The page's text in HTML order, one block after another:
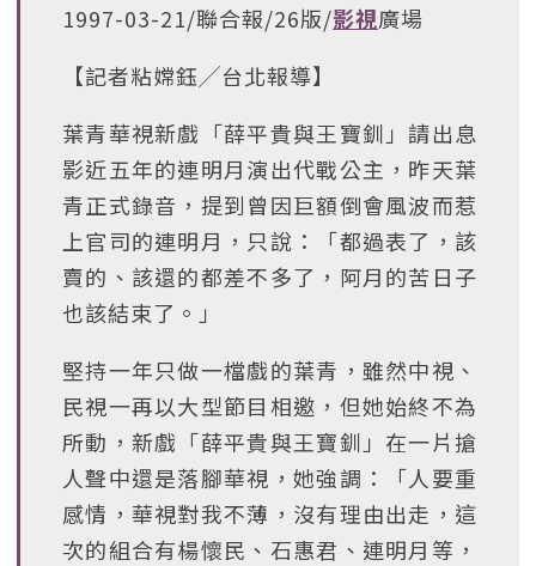
1997-03-21/聯合報/26版/影視廣場
【記者粘嫦鈺╱台北報導】
葉青華視新戲「薛平貴與王寶釧」請出息
影近五年的連明月演出代戰公主，昨天葉
青正式錄音，提到曾因巨額倒會風波而惹
上官司的連明月，只說：「都過表了，該
賣的、該還的都差不多了，阿月的苦日子
也該結束了。」
堅持一年只做一檔戲的葉青，雖然中視、
民視一再以大型節目相邀，但她始終不為
所動，新戲「薛平貴與王寶釧」在一片搶
人聲中還是落腳華視，她強調：「人要重
感情，華視對我不薄，沒有理由出走，這
次的組合有楊懷民、石惠君、連明月等，